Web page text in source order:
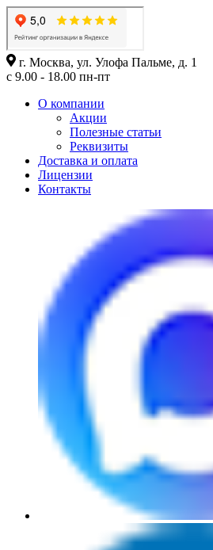
г. Москва, ул. Улофа Пальме, д. 1
с 9.00 - 18.00 пн-пт
О компании
Акции
Полезные статьи
Реквизиты
Доставка и оплата
Лицензии
Контакты